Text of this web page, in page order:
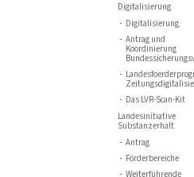
Digitalisierung
Digitalisierung
Antrag und
Koordinierung
Das LVR-Scan-Kit
Landesinitiative
Substanzerhalt
Antrag
Förderbereiche
Weiterführende